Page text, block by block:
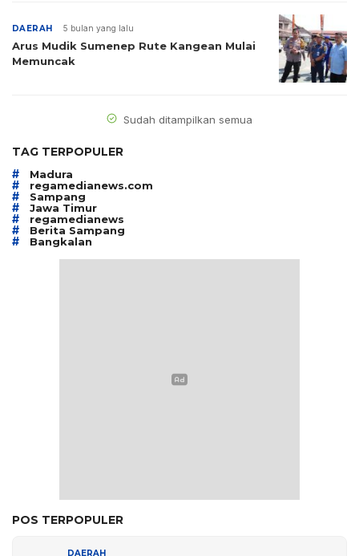
DAERAH 5 bulan yang lalu
Arus Mudik Sumenep Rute Kangean Mulai
Memuncak
Sudah ditampilkan semua
TAG TERPOPULER
# Madura
# regamedianews.com
# Sampang
# Jawa Timur
# regamedianews
# Berita Sampang
# Bangkalan
POS TERPOPULER
DAERAH